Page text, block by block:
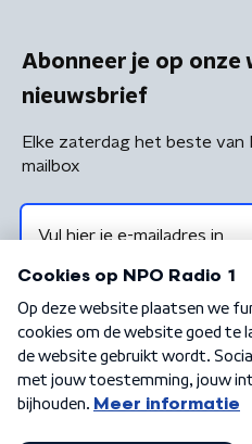
Abonneer je op onze
nieuwsbrief
Elke zaterdag het beste van
mailbox
Algemene voorwaarden